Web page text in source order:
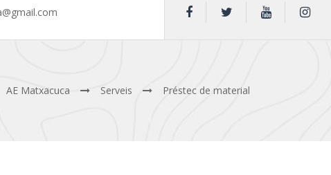
AE Matxacuca Serveis Préstec de material